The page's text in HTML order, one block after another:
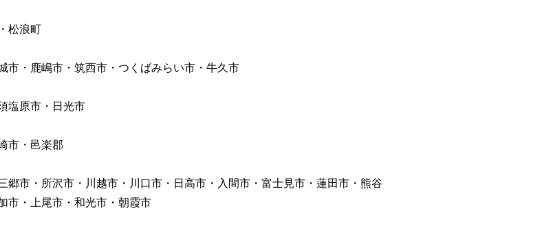
松浪町
・鹿嶋市・筑西市・つくばみらい市・牛久市
塩原市・日光市
市・邑楽郡
市・所沢市・川越市・川口市・日高市・入間市・富士見市・蓮田市・熊谷
・上尾市・和光市・朝霞市